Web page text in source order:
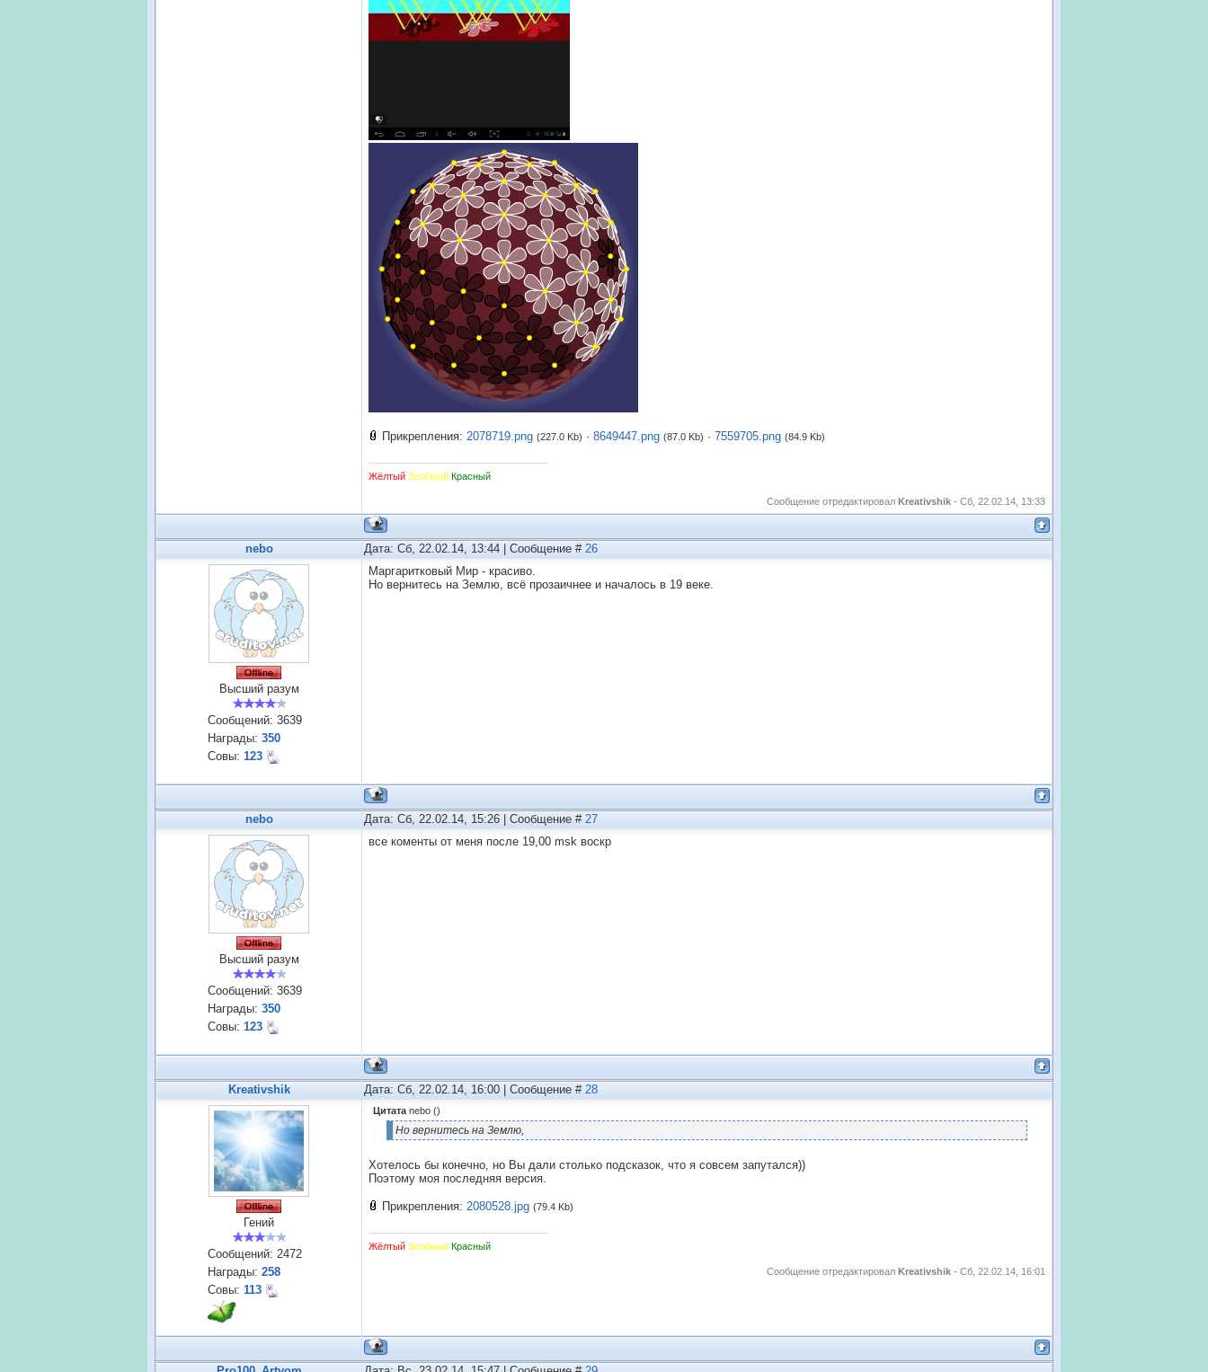
Прикрепления: 2078719.png (227.0 Kb) · 8649447.png (87.0 Kb) · 7559705.png (84.9 Kb)
Жёлтый Зелёный Красный
Сообщение отредактировал Kreativshik - Сб, 22.02.14, 13:33
nebo Дата: Сб, 22.02.14, 13:44 | Сообщение # 26
Высший разум
Сообщений: 3639
Награды: 350
Совы: 123
Маргаритковый Мир - красиво.
Но вернитесь на Землю, всё прозаичнее и началось в 19 веке.
nebo Дата: Сб, 22.02.14, 15:26 | Сообщение # 27
Высший разум
Сообщений: 3639
Награды: 350
Совы: 123
все коменты от меня после 19,00 msk воскр
Kreativshik Дата: Сб, 22.02.14, 16:00 | Сообщение # 28
Гений
Сообщений: 2472
Награды: 258
Совы: 113
Цитата nebo ()
Но вернитесь на Землю,
Хотелось бы конечно, но Вы дали столько подсказок, что я совсем запутался))
Поэтому моя последняя версия.
Прикрепления: 2080528.jpg (79.4 Kb)
Жёлтый Зелёный Красный
Сообщение отредактировал Kreativshik - Сб, 22.02.14, 16:01